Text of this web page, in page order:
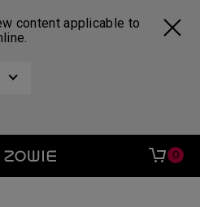
content applicable to
0